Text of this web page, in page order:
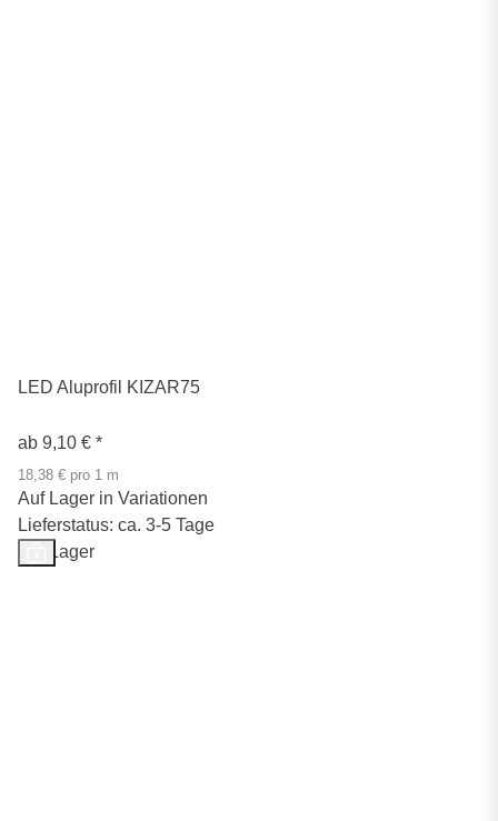
LED Aluprofil KIZAR75
ab 9,10 € *
18,38 € pro 1 m
Auf Lager in Variationen
Lieferstatus: ca. 3-5 Tage
Auf Lager